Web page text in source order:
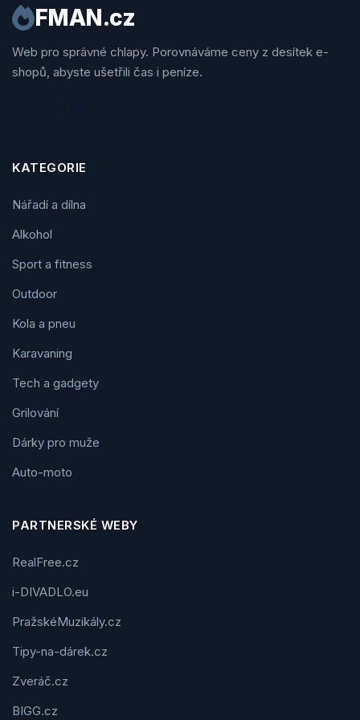
FMAN.cz
Web pro správné chlapy. Porovnáváme ceny z desítek e-
shopů, abyste ušetřili čas i peníze.
KATEGORIE
Nářadí a dílna
Alkohol
Sport a fitness
Outdoor
Kola a pneu
Karavaning
Tech a gadgety
Grilování
Dárky pro muže
Auto-moto
PARTNERSKÉ WEBY
RealFree.cz
i-DIVADLO.eu
PražskéMuzikály.cz
Tipy-na-dárek.cz
Zveráč.cz
BIGG.cz